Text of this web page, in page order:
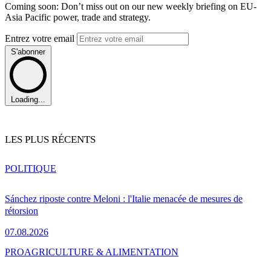
Coming soon: Don’t miss out on our new weekly briefing on EU-
Asia Pacific power, trade and strategy.
Entrez votre email
S'abonner
Loading...
LES PLUS RÉCENTS
Sánchez riposte contre Meloni : l'Italie menacée de mesures de
rétorsion
07.08.2026
POLITIQUE
PROAGRICULTURE & ALIMENTATION